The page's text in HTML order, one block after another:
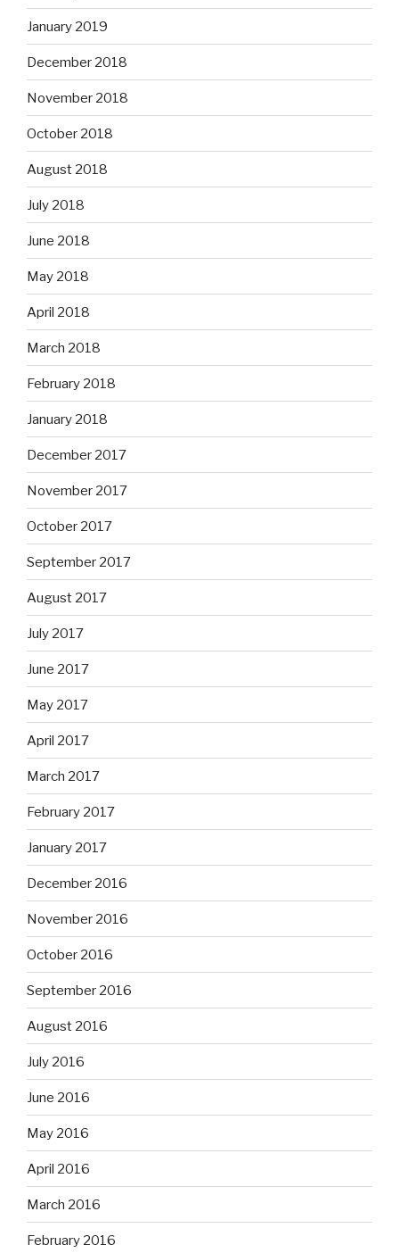
January 2019
December 2018
November 2018
October 2018
August 2018
July 2018
June 2018
May 2018
April 2018
March 2018
February 2018
January 2018
December 2017
November 2017
October 2017
September 2017
August 2017
July 2017
June 2017
May 2017
April 2017
March 2017
February 2017
January 2017
December 2016
November 2016
October 2016
September 2016
August 2016
July 2016
June 2016
May 2016
April 2016
March 2016
February 2016